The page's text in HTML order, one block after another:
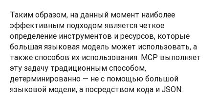
Таким образом, на данный момент наиболее
эффективным подходом является четкое
определение инструментов и ресурсов, которые
большая языковая модель может использовать, а
также способов их использования. MCP выполняет
эту задачу традиционным способом,
детерминированно — не с помощью большой
языковой модели, а посредством кода и JSON.